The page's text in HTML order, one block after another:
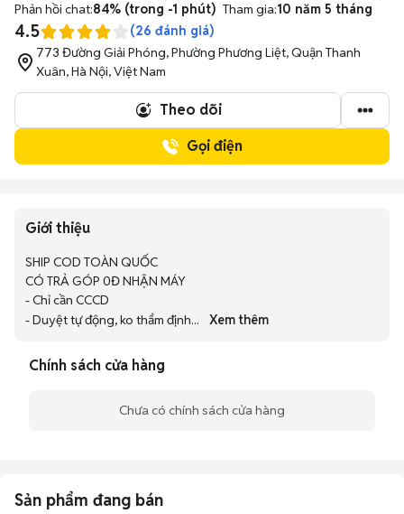
4.5 (26 đánh giá)
773 Đường Giải Phóng, Phường Phương Liệt, Quận Thanh
Xuân, Hà Nội, Việt Nam
Phản hồi chat:84% (trong -1 phút) Tham gia:10 năm 5 tháng
Theo dõi
Gọi điện
Giới thiệu
SHIP COD TOÀN QUỐC
CÓ TRẢ GÓP 0Đ NHẬN MÁY
- Chỉ cần CCCD
- Duyệt tự động, ko thẩm định... Xem thêm
Chính sách cửa hàng
Chưa có chính sách cửa hàng
Sản phẩm đang bán